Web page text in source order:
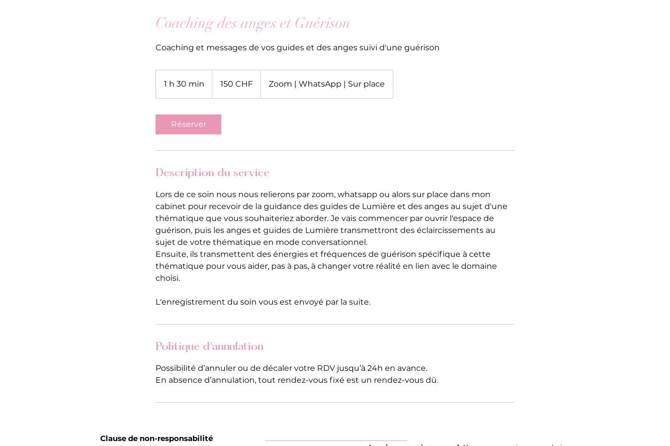
Coaching des anges et Guérison
Coaching et messages de vos guides et des anges suivi d'une guérison
1 h 30 min
3
suisses
150 CHF Zoom | WhatsApp | Sur place
Réserver
Description du service
Lors de ce soin nous nous relierons par zoom, whatsapp ou alors sur place dans mon
cabinet pour recevoir de la guidance des guides de Lumière et des anges au sujet d'une
thématique que vous souhaiteriez aborder. Je vais commencer par ouvrir l'espace de
guérison, puis les anges et guides de Lumière transmettront des éclaircissements au
sujet de votre thématique en mode conversationnel.
Ensuite, ils transmettent des énergies et fréquences de guérison spécifique à cette
thématique pour vous aider, pas à pas, à changer votre réalité en lien avec le domaine
choisi.
L'enregistrement du soin vous est envoyé par la suite.
Politique d'annulation
Possibilité d’annuler ou de décaler votre RDV jusqu’à 24h en avance.
En absence d’annulation, tout rendez-vous fixé est un rendez-vous dû.
Clause de non-responsabilité